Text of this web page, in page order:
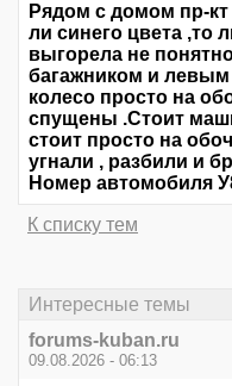
Рядом с домом пр-кт
ли синего цвета ,то
выгорела не
багажником и
колесо просто на
спущены .Стоит
стоит просто на
угнали , разбили и
Номер автомобиля
К списку тем
Интересные темы
forums-kuban.ru
09.08.2026 - 06:13